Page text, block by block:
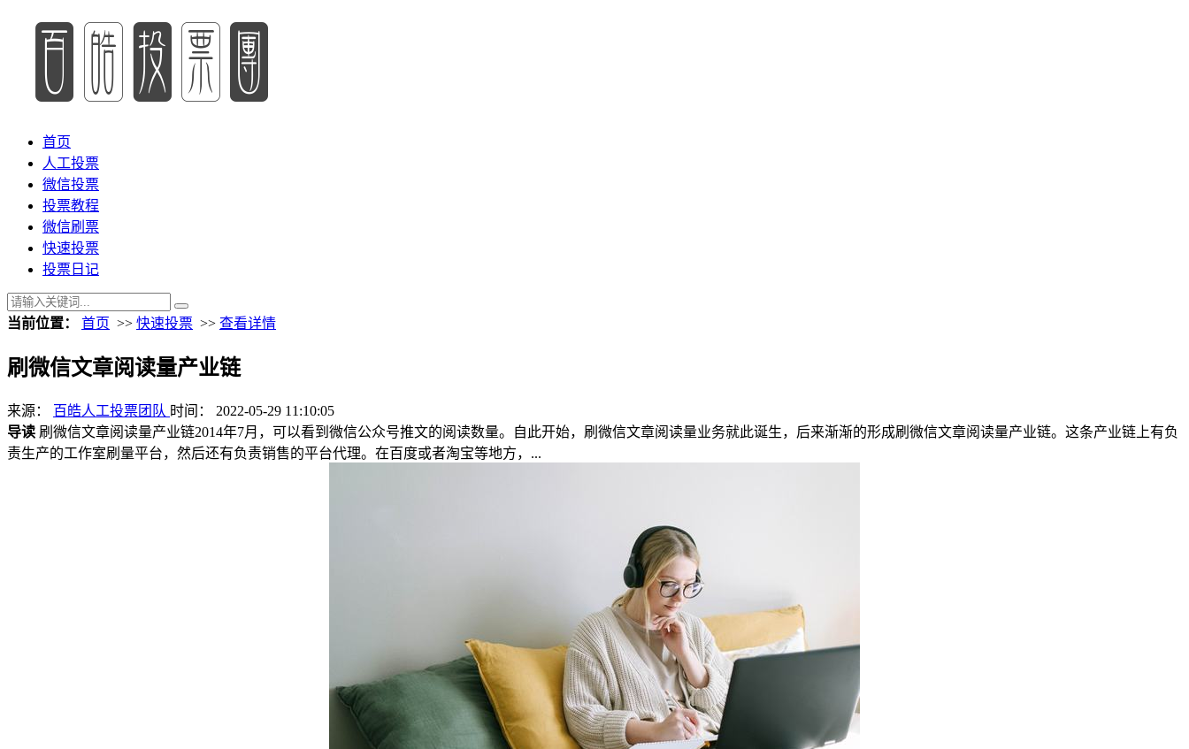
首页
人工投票
微信投票
投票教程
微信刷票
快速投票
投票日记
当前位置： 首页 >> 快速投票 >> 查看详情
刷微信文章阅读量产业链
来源： 百皓人工投票团队 时间： 2022-05-29 11:10:05
导读 刷微信文章阅读量产业链2014年7月，可以看到微信公众号推文的阅读数量。自此开始，刷微信文章阅读量业务就此诞生，后来渐渐的形成刷微信文章阅读量产业链。这条产业链上有负
责生产的工作室刷量平台，然后还有负责销售的平台代理。在百度或者淘宝等地方，...